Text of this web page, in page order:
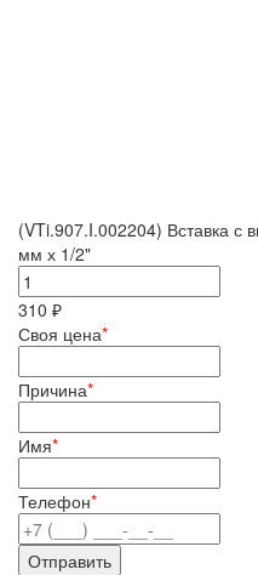
(VTi.907.I.002204) Вставка с
мм х 1/2"
310 ₽
Своя цена*
Причина*
Имя*
Телефон*